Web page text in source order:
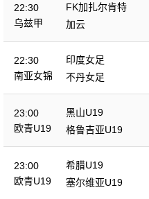
22:30
乌兹甲
FK加扎尔肯特
加云
22:30
南亚女锦
印度女足
不丹女足
23:00
欧青U19
黑山U19
格鲁吉亚U19
23:00
欧青U19
希腊U19
塞尔维亚U19